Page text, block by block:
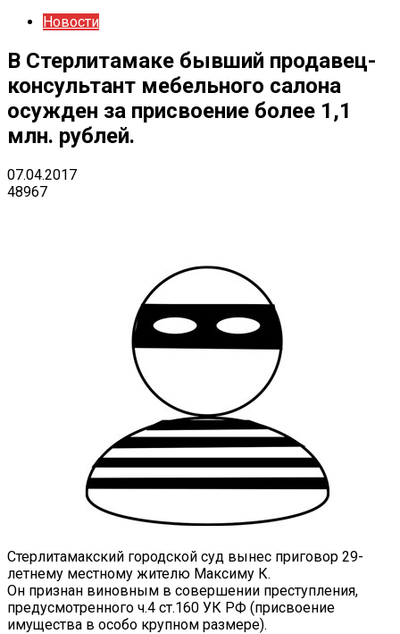
Новости
В Стерлитамаке бывший продавец-
консультант мебельного салона
осужден за присвоение более 1,1
млн. рублей.
07.04.2017
48967
Стерлитамакский городской суд вынес приговор 29-
летнему местному жителю Максиму К.
Он признан виновным в совершении преступления,
предусмотренного ч.4 ст.160 УК РФ (присвоение
имущества в особо крупном размере).